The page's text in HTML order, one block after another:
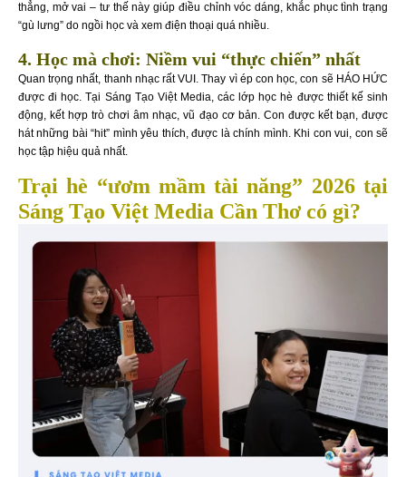
thẳng, mở vai – tư thế này giúp điều chỉnh vóc dáng, khắc phục tình trạng
“gù lưng” do ngồi học và xem điện thoại quá nhiều.
4. Học mà chơi: Niềm vui “thực chiến” nhất
Quan trọng nhất, thanh nhạc rất VUI. Thay vì ép con học, con sẽ HÁO HỨC
được đi học. Tại Sáng Tạo Việt Media, các lớp học hè được thiết kế sinh
động, kết hợp trò chơi âm nhạc, vũ đạo cơ bản. Con được kết bạn, được
hát những bài “hit” mình yêu thích, được là chính mình. Khi con vui, con sẽ
học tập hiệu quả nhất.
Trại hè “ươm mầm tài năng” 2026 tại
Sáng Tạo Việt Media Cần Thơ có gì?